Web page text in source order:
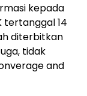
kepada
tertanggal 14
diterbitkan
tidak
and